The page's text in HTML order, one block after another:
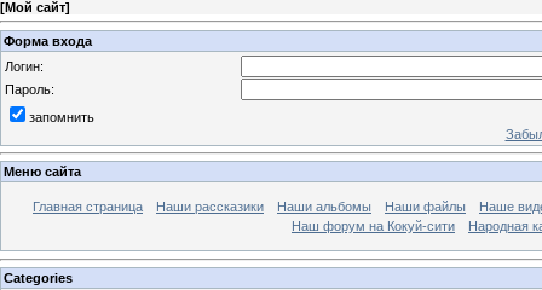
[Мой сайт]
Форма входа
Логин:
Пароль:
запомнить
Меню сайта
Главная страница Наши рассказики Наши альбомы Наши файлы
Наше
Наш форум на Кокуй-сити
Народная
Categories